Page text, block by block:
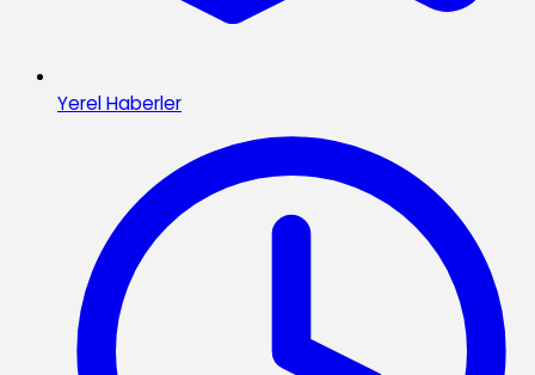
Yerel Haberler